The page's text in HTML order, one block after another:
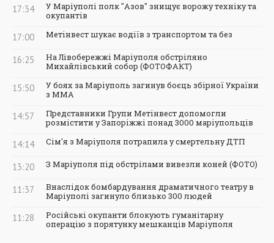
17:34
У Маріуполі полк "Азов" знищує ворожу техніку та
окупантів
17:00 Метінвест шукає водіїв з транспортом та без
16:25
На Лівобережжі Маріуполя обстріляно
Михайлівський собор (ФОТОФАКТ)
15:50
У боях за Маріуполь загинув боєць збірної України
з ММА
14:57
Представники Групи Метінвест допомогли
розмістити у Запоріжжі понад 3000 маріупольців
14:14 Сім'я з Маріуполя потрапила у смертельну ДТП
13:20 З Маріуполя під обстрілами вивезли коней (ФОТО)
11:37
Внаслідок бомбардування драматичного театру в
Маріуполі загинуло близько 300 людей
11:28
Російські окупанти блокують гуманітарну
операцію з порятунку мешканців Маріуполя